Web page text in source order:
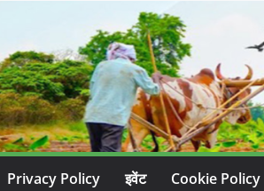
Privacy Policy इवेंट Cookie Policy